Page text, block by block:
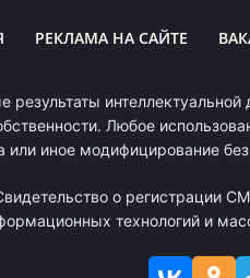
РЕКЛАМА НА САЙТЕ
Любое
или иное модифицирование
о
технологий и